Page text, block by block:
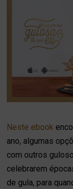
Neste ebook
ano, algumas
com outros
celebrarem
de gula, para